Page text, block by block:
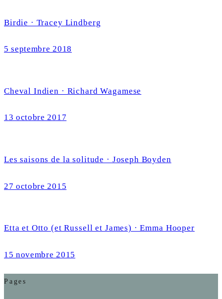
Birdie · Tracey Lindberg
5 septembre 2018
Cheval Indien · Richard Wagamese
13 octobre 2017
Les saisons de la solitude · Joseph Boyden
27 octobre 2015
Etta et Otto (et Russell et James) · Emma Hooper
15 novembre 2015
Pages